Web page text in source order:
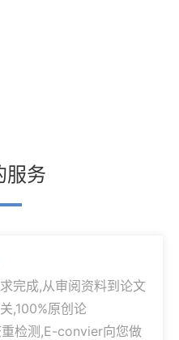
服务
完成,从审阅资料到论文
,100%原创论
检测,E-convier向您做